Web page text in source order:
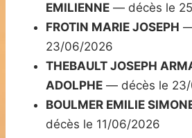
EMILIENNE — décès le
FROTIN MARIE JOSEPH
23/06/2026
THEBAULT JOSEPH
ADOLPHE — décès le
BOULMER EMILIE
décès le 11/06/2026